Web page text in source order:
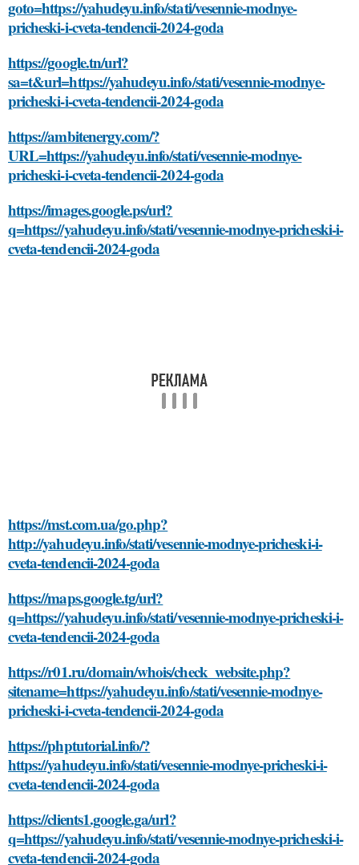
goto=https://yahudeyu.info/stati/vesennie-modnye-
pricheski-i-cveta-tendencii-2024-goda
https://google.tn/url?
sa=t&url=https://yahudeyu.info/stati/vesennie-modnye-
pricheski-i-cveta-tendencii-2024-goda
https://ambitenergy.com/?
URL=https://yahudeyu.info/stati/vesennie-modnye-
pricheski-i-cveta-tendencii-2024-goda
https://images.google.ps/url?
q=https://yahudeyu.info/stati/vesennie-modnye-pricheski-i-
cveta-tendencii-2024-goda
https://mst.com.ua/go.php?
http://yahudeyu.info/stati/vesennie-modnye-pricheski-i-
cveta-tendencii-2024-goda
https://maps.google.tg/url?
q=https://yahudeyu.info/stati/vesennie-modnye-pricheski-i-
cveta-tendencii-2024-goda
https://r01.ru/domain/whois/check_website.php?
sitename=https://yahudeyu.info/stati/vesennie-modnye-
pricheski-i-cveta-tendencii-2024-goda
https://phptutorial.info/?
https://yahudeyu.info/stati/vesennie-modnye-pricheski-i-
cveta-tendencii-2024-goda
https://clients1.google.ga/url?
q=https://yahudeyu.info/stati/vesennie-modnye-pricheski-i-
cveta-tendencii-2024-goda